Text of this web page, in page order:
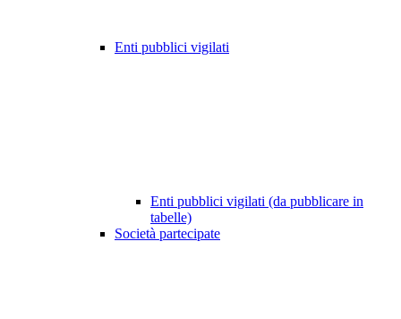
Enti pubblici vigilati
Enti pubblici vigilati (da pubblicare in
tabelle)
Società partecipate